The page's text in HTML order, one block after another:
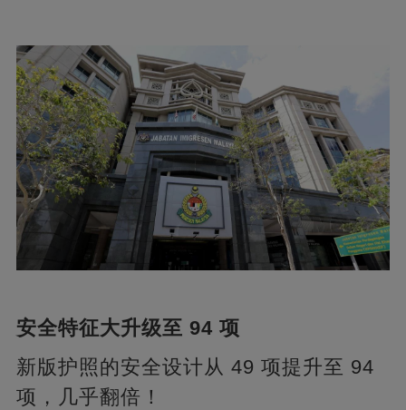
安全特征大升级至 94 项
新版护照的安全设计从 49 项提升至 94
项，几乎翻倍！